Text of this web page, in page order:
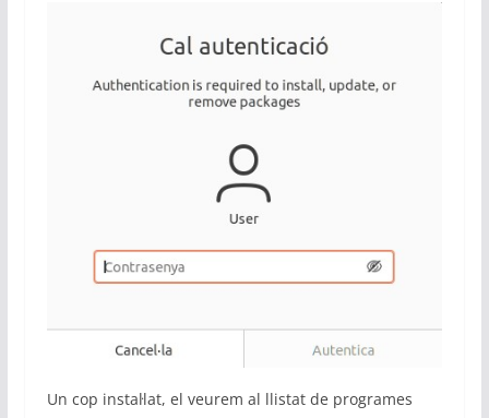
Un cop instal·lat, el veurem al llistat de programes